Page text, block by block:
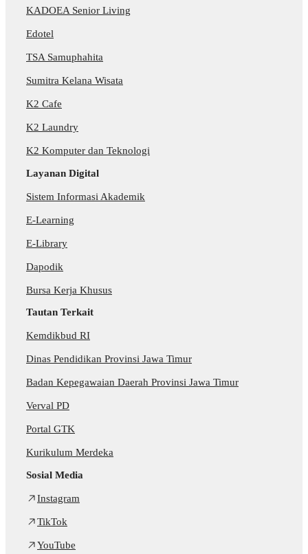
KADOEA Senior Living
Edotel
TSA Samuphahita
Sumitra Kelana Wisata
K2 Cafe
K2 Laundry
K2 Komputer dan Teknologi
Layanan Digital
Sistem Informasi Akademik
E-Learning
E-Library
Dapodik
Bursa Kerja Khusus
Tautan Terkait
Kemdikbud RI
Dinas Pendidikan Provinsi Jawa Timur
Badan Kepegawaian Daerah Provinsi Jawa Timur
Verval PD
Portal GTK
Kurikulum Merdeka
Sosial Media
Instagram
TikTok
YouTube